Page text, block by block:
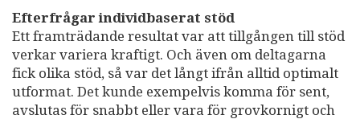
Efterfrågar individbaserat stöd
Ett framträdande resultat var att tillgången till stöd
verkar variera kraftigt. Och även om deltagarna
fick olika stöd, så var det långt ifrån alltid optimalt
utformat. Det kunde exempelvis komma för sent,
avslutas för snabbt eller vara för grovkornigt och